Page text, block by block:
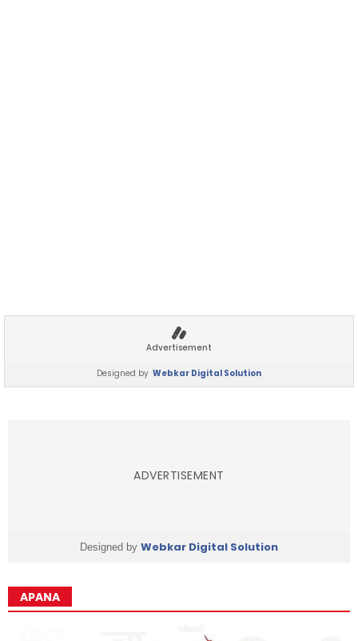
Advertisement
Designed by Webkar Digital Solution
ADVERTISEMENT
Designed by Webkar Digital Solution
APANA